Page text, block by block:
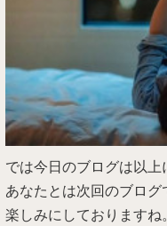
では今日のブログは以
あなたとは次回のブログ
楽しみにしておりますね